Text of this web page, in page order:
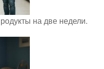
на две недели.